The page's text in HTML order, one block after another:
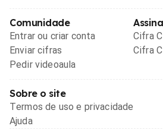
Comunidade
Entrar ou criar conta
Enviar cifras
Pedir videoaula
Cifra
Cifra
Sobre o site
Termos de uso e privacidade
Ajuda